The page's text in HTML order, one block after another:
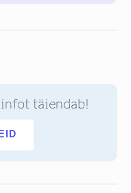
infot täiendab!